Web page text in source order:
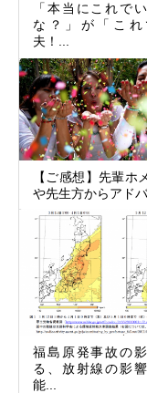
「本当にこれで
な？」が「これ
夫！...
【ご感想】先輩ホ
や先生方からアドバ
福島原発事故の
る、放射線の影
能...